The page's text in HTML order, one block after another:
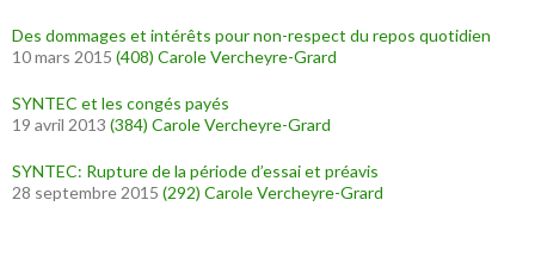
Des dommages et intérêts pour non-respect du repos quotidien
10 mars 2015 (408) Carole Vercheyre-Grard
SYNTEC et les congés payés
19 avril 2013 (384) Carole Vercheyre-Grard
SYNTEC: Rupture de la période d’essai et préavis
28 septembre 2015 (292) Carole Vercheyre-Grard